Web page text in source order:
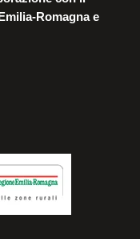
Romagna e